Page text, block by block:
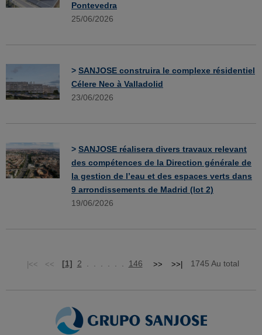
Pontevedra
25/06/2026
> SANJOSE construira le complexe résidentiel
Célere Neo à Valladolid
23/06/2026
> SANJOSE réalisera divers travaux relevant
des compétences de la Direction générale de
la gestion de l’eau et des espaces verts dans
9 arrondissements de Madrid (lot 2)
19/06/2026
[1] 2 . . . . . . 146 1745 Au total